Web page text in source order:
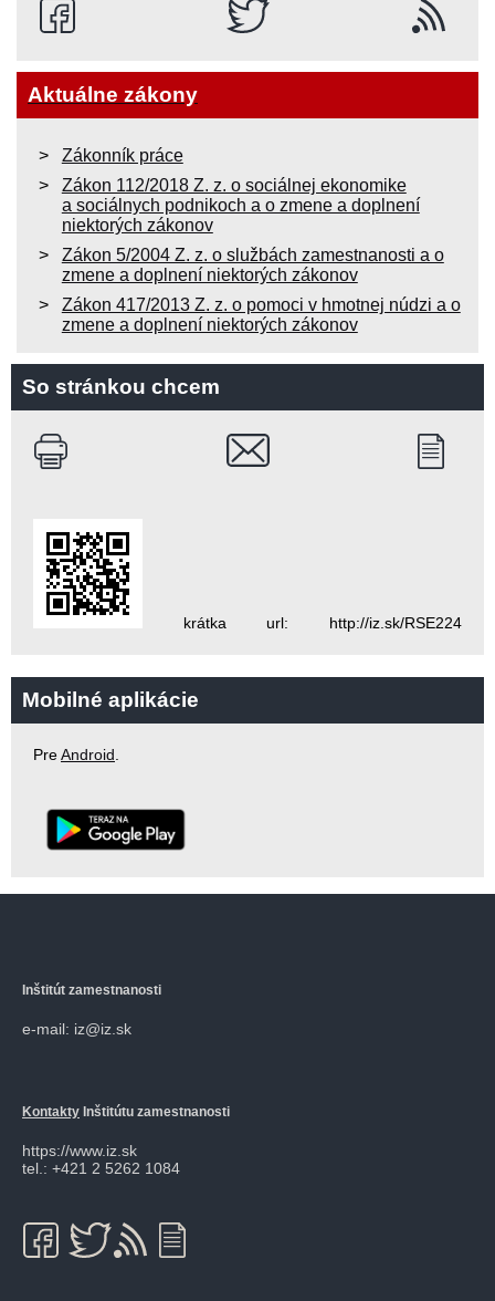
Aktuálne zákony
Zákonník práce
Zákon 112/2018 Z. z. o sociálnej ekonomike
a sociálnych podnikoch a o zmene a doplnení
niektorých zákonov
Zákon 5/2004 Z. z. o službách zamestnanosti a o
zmene a doplnení niektorých zákonov
Zákon 417/2013 Z. z. o pomoci v hmotnej núdzi a o
zmene a doplnení niektorých zákonov
So stránkou chcem
krátka url: http://iz.sk/RSE224
Mobilné aplikácie
PreAndroid.
Inštitút zamestnanosti
e-mail: iz@iz.sk
Kontakty Inštitútu zamestnanosti
https://www.iz.sk
tel.: +421 2 5262 1084